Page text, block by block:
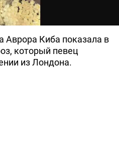
Аврора Киба показала в
который певец
из Лондона.